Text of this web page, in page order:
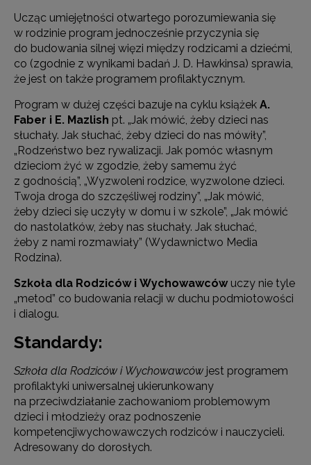
Ucząc umiejętności otwartego porozumiewania się
w rodzinie program jednocześnie przyczynia się
do budowania silnej więzi między rodzicami a dziećmi,
co (zgodnie z wynikami badań J. D. Hawkinsa) sprawia,
że jest on także programem profilaktycznym.
Program w dużej części bazuje na cyklu książek A.
Faber i E. Mazlish pt. „Jak mówić, żeby dzieci nas
słuchały. Jak słuchać, żeby dzieci do nas mówiły”,
„Rodzeństwo bez rywalizacji. Jak pomóc własnym
dzieciom żyć w zgodzie, żeby samemu żyć
z godnością”, „Wyzwoleni rodzice, wyzwolone dzieci.
Twoja droga do szczęśliwej rodziny”, „Jak mówić,
żeby dzieci się uczyły w domu i w szkole”, „Jak mówić
do nastolatków, żeby nas słuchały. Jak słuchać,
żeby z nami rozmawiały” (Wydawnictwo Media
Rodzina).
Szkoła dla Rodziców i Wychowawcówuczy nie tyle
„metod” co budowania relacji w duchu podmiotowości
i dialogu.
Standardy:
Szkoła dla Rodziców i Wychowawców jest programem
profilaktyki uniwersalnej ukierunkowany
na przeciwdziałanie zachowaniom problemowym
dzieci i młodzieży oraz podnoszenie
kompetencjiwychowawczych rodziców i nauczycieli.
Adresowany do dorosłych.